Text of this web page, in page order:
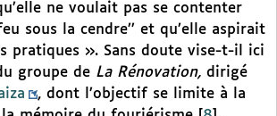
ne voulait pas se contenter
sous la cendre’’ et qu’elle aspirait
pratiques ». Sans doute vise-t-il ici
groupe de La Rénovation, dirigé
, dont l’objectif se limite à la